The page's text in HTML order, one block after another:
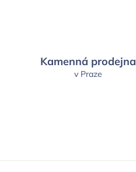
Kamenná prodejna
v Praze